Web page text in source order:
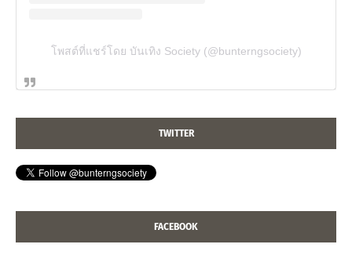
โพสต์ที่แชร์โดย บันเทิง Society (@bunterngsociety)
TWITTER
FACEBOOK